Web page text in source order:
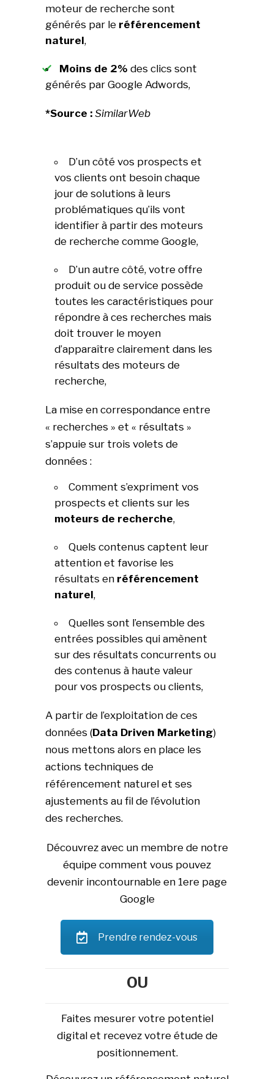
moteur de recherche sont
générés par le référencement
naturel,
Moins de 2% des clics sont
générés par Google Adwords,
*Source : SimilarWeb
D’un côté vos prospects et
vos clients ont besoin chaque
jour de solutions à leurs
problématiques qu’ils vont
identifier à partir des moteurs
de recherche comme Google,
D’un autre côté, votre offre
produit ou de service possède
toutes les caractéristiques pour
répondre à ces recherches mais
doit trouver le moyen
d’apparaître clairement dans les
résultats des moteurs de
recherche,
La mise en correspondance entre
« recherches » et « résultats »
s’appuie sur trois volets de
données :
Comment s’expriment vos
prospects et clients sur les
moteurs de recherche,
Quels contenus captent leur
attention et favorise les
résultats en référencement
naturel,
Quelles sont l’ensemble des
entrées possibles qui amènent
sur des résultats concurrents ou
des contenus à haute valeur
pour vos prospects ou clients,
A partir de l’exploitation de ces
données (Data Driven Marketing)
nous mettons alors en place les
actions techniques de
référencement naturel et ses
ajustements au fil de l’évolution
des recherches.
Découvrez avec un membre de notre
équipe comment vous pouvez
devenir incontournable en 1ere page
Google
Prendre rendez-vous
OU
Faites mesurer votre potentiel
digital et recevez votre étude de
positionnement.